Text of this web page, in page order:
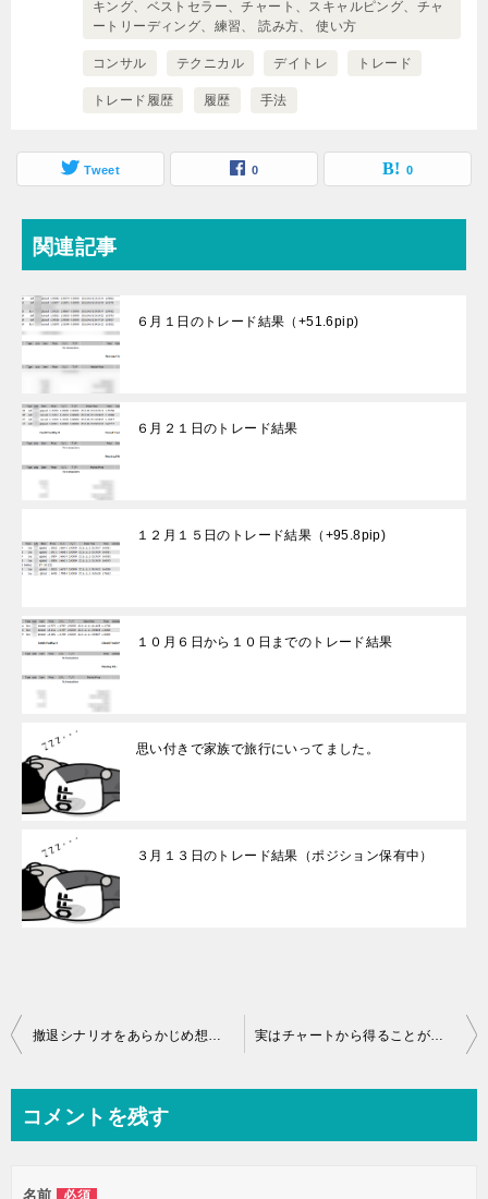
キング、ベストセラー、チャート、スキャルピング、チャ
ートリーディング、練習、 読み方、 使い方
コンサル テクニカル デイトレ トレード
トレード履歴 履歴 手法
Tweet 0 0
関連記事
６月１日のトレード結果（+51.6pip)
６月２１日のトレード結果
１２月１５日のトレード結果（+95.8pip)
１０月６日から１０日までのトレード結果
思い付きで家族で旅行にいってました。
３月１３日のトレード結果（ポジション保有中）
投
ビ
撤退シナリオをあらかじめ想定してからのエントリー 実はチャートから得ることができる情報量は鍛えられた力の差によるものだったりします
コメントを残す
名前